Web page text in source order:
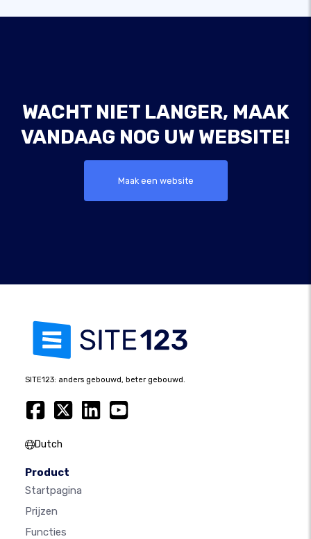
WACHT NIET LANGER, MAAK
VANDAAG NOG UW WEBSITE!
Maak een website
SITE123: anders gebouwd, beter gebouwd.
Dutch
Product
Startpagina
Prijzen
Functies